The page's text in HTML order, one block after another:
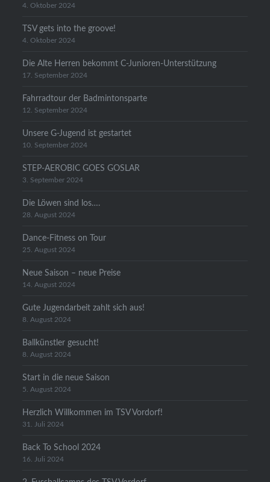
4. Oktober 2024
TSV gets into the groove!
4. Oktober 2024
Die Alte Herren bekommt C-Junioren-Unterstützung
17. September 2024
Fahrradtour der Badmintonsparte
12. September 2024
Unsere G-Jugend ist gestartet
10. September 2024
STEP-AEROBIC GOES GOSLAR
3. September 2024
Die Löwen sind los….
28. August 2024
Dance-Fitness on Tour
25. August 2024
Neue Saison – neue Preise
14. August 2024
Gute Jugendarbeit zahlt sich aus!
8. August 2024
Ballkünstler gesucht!
8. August 2024
Start in die neue Saison
5. August 2024
Herzlich Willkommen im TSV Vordorf!
31. Juli 2024
Back To School 2024
16. Juli 2024